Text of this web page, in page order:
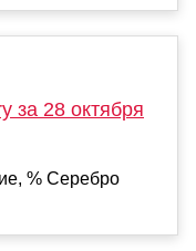
за 28 октября
% Серебро